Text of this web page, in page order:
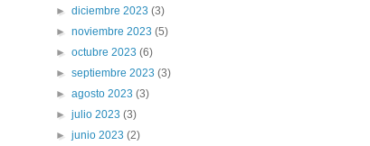
►diciembre 2023(3)
►noviembre 2023(5)
►octubre 2023(6)
►septiembre 2023(3)
►agosto 2023(3)
►julio 2023(3)
►junio 2023(2)